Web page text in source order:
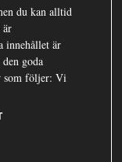
du kan alltid
innehållet är
goda
som följer: Vi